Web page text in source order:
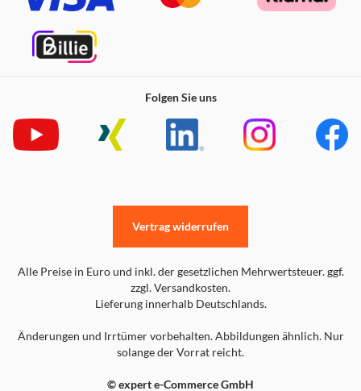
Folgen Sie uns
Alle Preise in Euro und inkl. der gesetzlichen Mehrwertsteuer. ggf.
zzgl. Versandkosten.
Lieferung innerhalb Deutschlands.
Änderungen und Irrtümer vorbehalten. Abbildungen ähnlich. Nur
solange der Vorrat reicht.
© expert e-Commerce GmbH
Vertrag widerrufen